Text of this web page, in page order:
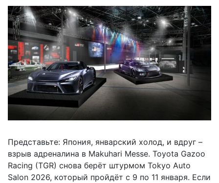
Представьте: Япония, январский холод, и вдруг –
взрыв адреналина в Makuhari Messe. Toyota Gazoo
Racing (TGR) снова берёт штурмом Tokyo Auto
Salon 2026, который пройдёт с 9 по 11 января. Если